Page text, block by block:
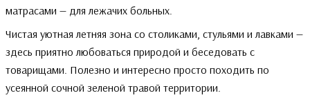
матрасами — для лежачих больных.
Чистая уютная летняя зона со столиками, стульями и лавками —
здесь приятно любоваться природой и беседовать с
товарищами. Полезно и интересно просто походить по
усеянной сочной зеленой травой территории.